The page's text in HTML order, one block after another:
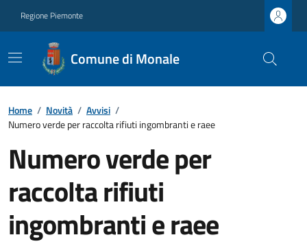
Regione Piemonte
Comune di Monale
Home / Novità / Avvisi /
Numero verde per raccolta rifiuti ingombranti e raee
Numero verde per
raccolta rifiuti
ingombranti e raee